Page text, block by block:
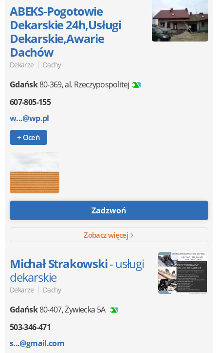
ABEKS-Pogotowie
Dekarskie 24h,Usługi
Dekarskie,Awarie
Dachów
Dekarze | Dachy
Gdańsk80-369,al. Rzeczypospolitej
607-805-155
w...@wp.pl
+ Oceń
Zadzwoń
Zobacz więcej
Michał Strakowski- usługi
dekarskie
Dekarze | Dachy
Gdańsk80-407,Żywiecka 5A
503-346-471
s...@gmail.com